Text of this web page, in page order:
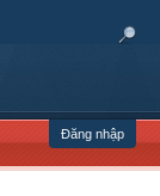
Đăng nhập